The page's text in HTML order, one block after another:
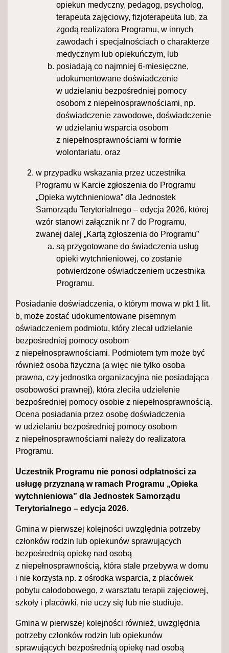
opiekun medyczny, pedagog, psycholog,
terapeuta zajęciowy, fizjoterapeuta lub, za
zgodą realizatora Programu, w innych
zawodach i specjalnościach o charakterze
medycznym lub opiekuńczym, lub
posiadają co najmniej 6-miesięczne,
udokumentowane doświadczenie
w udzielaniu bezpośredniej pomocy
osobom z niepełnosprawnościami, np.
doświadczenie zawodowe, doświadczenie
w udzielaniu wsparcia osobom
z niepełnosprawnościami w formie
wolontariatu, oraz
w przypadku wskazania przez uczestnika
Programu w Karcie zgłoszenia do Programu
„Opieka wytchnieniowa” dla Jednostek
Samorządu Terytorialnego – edycja 2026, której
wzór stanowi załącznik nr 7 do Programu,
zwanej dalej „Kartą zgłoszenia do Programu”
są przygotowane do świadczenia usług
opieki wytchnieniowej, co zostanie
potwierdzone oświadczeniem uczestnika
Programu.
Posiadanie doświadczenia, o którym mowa w pkt 1 lit.
b, może zostać udokumentowane pisemnym
oświadczeniem podmiotu, który zlecał udzielanie
bezpośredniej pomocy osobom
z niepełnosprawnościami. Podmiotem tym może być
również osoba fizyczna (a więc nie tylko osoba
prawna, czy jednostka organizacyjna nie posiadająca
osobowości prawnej), która zleciła udzielenie
bezpośredniej pomocy osobie z niepełnosprawnością.
Ocena posiadania przez osobę doświadczenia
w udzielaniu bezpośredniej pomocy osobom
z niepełnosprawnościami należy do realizatora
Programu.
Uczestnik Programu nie ponosi odpłatności za
usługę przyznaną w ramach Programu „Opieka
wytchnieniowa” dla Jednostek Samorządu
Terytorialnego – edycja 2026.
Gmina w pierwszej kolejności uwzględnia potrzeby
członków rodzin lub opiekunów sprawujących
bezpośrednią opiekę nad osobą
z niepełnosprawnością, która stale przebywa w domu
i nie korzysta np. z ośrodka wsparcia, z placówek
pobytu całodobowego, z warsztatu terapii zajęciowej,
szkoły i placówki, nie uczy się lub nie studiuje.
Gmina w pierwszej kolejności również, uwzględnia
potrzeby członków rodzin lub opiekunów
sprawujących bezpośrednią opiekę nad osobą